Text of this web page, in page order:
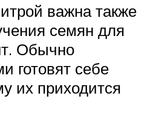
важна также
семян для
Обычно
готовят себе
их приходится